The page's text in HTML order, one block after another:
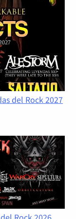
del Rock 2027